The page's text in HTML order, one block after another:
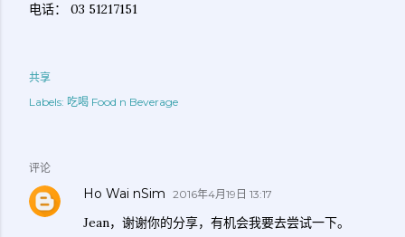
电话： 03 51217151
共享
Labels: 吃喝 Food n Beverage
评论
Ho Wai nSim 2016年4月19日 13:17
Jean，谢谢你的分享，有机会我要去尝试一下。